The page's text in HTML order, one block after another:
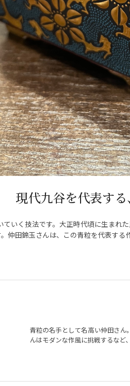
現代九谷を代表す
いく技法です。大正時代頃に生ま
仲田錦玉さんは、この青粒を代表する
青粒の名手として名高い仲田さ
んはモダンな作風に挑戦するなど